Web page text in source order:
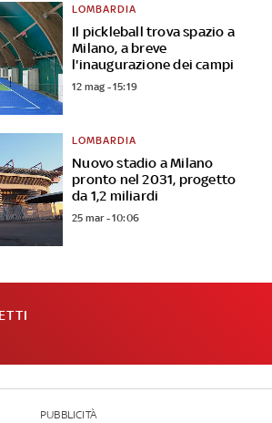
Il pickleball trova spazio a
Milano, a breve
l'inaugurazione dei campi
LOMBARDIA
12 mag - 15:19
Nuovo stadio a Milano
pronto nel 2031, progetto
da 1,2 miliardi
LOMBARDIA
25 mar - 10:06
PUBBLICITÀ